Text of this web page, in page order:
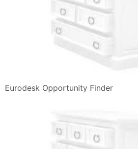
Eurodesk Opportunity Finder